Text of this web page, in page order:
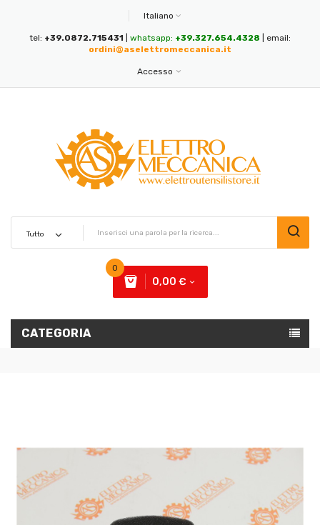
Italiano
tel: +39.0872.715431 whatsapp: +39.327.654.4328 | email:
ordini@aselettromeccanica.it
Accesso
0
0,00 €
CATEGORIA